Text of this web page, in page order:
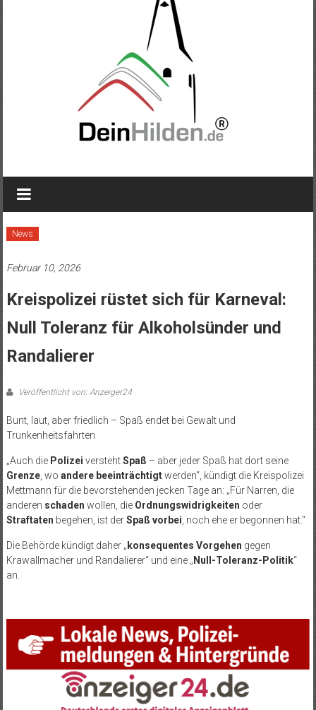
News
Februar 10, 2026
Kreispolizei rüstet sich für Karneval:
Null Toleranz für Alkoholsünder und
Randalierer
Veröffentlicht von: Anzeiger24
Bunt, laut, aber friedlich – Spaß endet bei Gewalt und
Trunkenheitsfahrten
„Auch die Polizei verstehtSpaß – aber jeder Spaß hat dort seine
Grenze, wo andere beeinträchtigtwerden“, kündigt die Kreispolizei
Mettmann für die bevorstehenden jecken Tage an: „Für Narren, die
anderen schaden wollen, die Ordnungswidrigkeiten oder
Straftaten begehen, ist derSpaß vorbei , noch ehe er begonnen hat.“
Die Behörde kündigt daher „konsequentes Vorgehen gegen
Krawallmacher und Randalierer“ und eine „Null-Toleranz-Politik“
an.